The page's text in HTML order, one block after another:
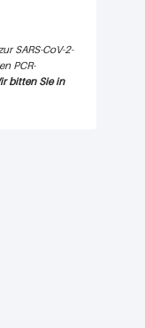
SARS-CoV-2-
PCR-
bitten Sie in